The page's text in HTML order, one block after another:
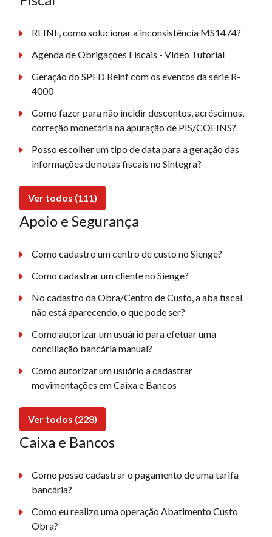
REINF, como solucionar a inconsistência MS1474?
Agenda de Obrigações Fiscais - Vídeo Tutorial
Geração do SPED Reinf com os eventos da série R-
4000
Como fazer para não incidir descontos, acréscimos,
correção monetária na apuração de PIS/COFINS?
Posso escolher um tipo de data para a geração das
informações de notas fiscais no Sintegra?
Ver todos (111)
Apoio e Segurança
Como cadastro um centro de custo no Sienge?
Como cadastrar um cliente no Sienge?
No cadastro da Obra/Centro de Custo, a aba fiscal
não está aparecendo, o que pode ser?
Como autorizar um usuário para efetuar uma
conciliação bancária manual?
Como autorizar um usuário a cadastrar
movimentações em Caixa e Bancos
Ver todos (228)
Caixa e Bancos
Como posso cadastrar o pagamento de uma tarifa
bancária?
Como eu realizo uma operação Abatimento Custo
Obra?